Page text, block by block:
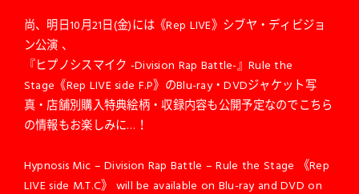
尚、明日10月21日(金)には《Rep LIVE》シブヤ・ディビジョ
ン公演 、
『ヒプノシスマイク -Division Rap Battle-』Rule the
Stage《Rep LIVE side F.P》のBlu-ray・DVDジャケット写
真・店舗別購入特典絵柄・収録内容も公開予定なのでこちら
の情報もお楽しみに…！
Hypnosis Mic – Division Rap Battle – Rule the Stage 《Rep
LIVE side M.T.C》 will be available on Blu-ray and DVD on